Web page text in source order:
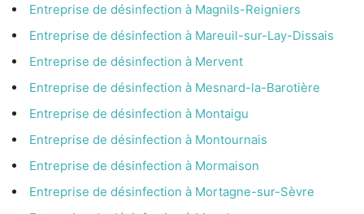
Entreprise de désinfection à Magnils-Reigniers
Entreprise de désinfection à Mareuil-sur-Lay-Dissais
Entreprise de désinfection à Mervent
Entreprise de désinfection à Mesnard-la-Barotière
Entreprise de désinfection à Montaigu
Entreprise de désinfection à Montournais
Entreprise de désinfection à Mormaison
Entreprise de désinfection à Mortagne-sur-Sèvre